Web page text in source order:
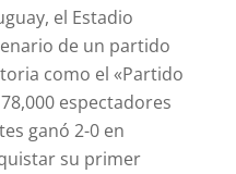
el Estadio
de un partido
como el «Partido
espectadores
ganó 2-0 en
su primer